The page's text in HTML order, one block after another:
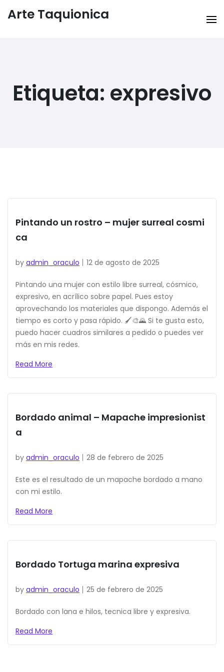
Arte Taquionica
Etiqueta: expresivo
Pintando un rostro – mujer surreal cosmi
ca
by admin_oraculo 12 de agosto de 2025
Pintando una mujer con estilo libre surreal, cósmico,
expresivo, en acrílico sobre papel. Pues estoy
aprovechando los materiales que dispongo. Además el
tiempo es corto y pasa rápido. 🖌️🎨🌄 Si te gusta esto,
puedo hacer cuadros similares a pedido o puedes ver
más en mis redes.
Read More
Bordado animal – Mapache impresionist
a
by admin_oraculo 28 de febrero de 2025
Este es el resultado de un mapache bordado a mano
con mi estilo.
Read More
Bordado Tortuga marina expresiva
by admin_oraculo 25 de febrero de 2025
Bordado con lana e hilos, tecnica libre y expresiva.
Read More